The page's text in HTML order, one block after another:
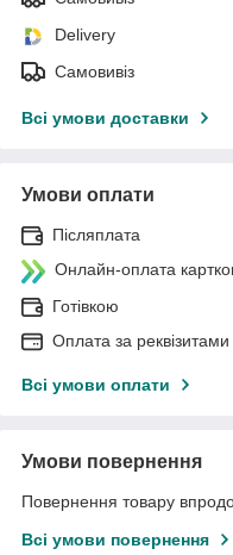
Delivery
Самовивіз
Всі умови доставки
Умови оплати
Післяплата
Онлайн-оплата
Готівкою
Оплата за реквізитами
Всі умови оплати
Умови повернення
Повернення товару
Всі умови повернення